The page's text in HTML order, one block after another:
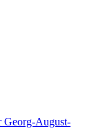
Georg-August-